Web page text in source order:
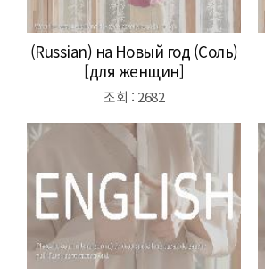
(Russian) на Новый год (Соль)
[для женщин]
조회 : 2682